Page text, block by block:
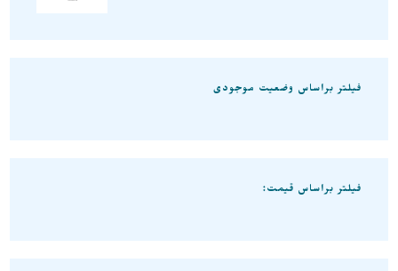
فیلتر براساس وضعیت موجودی
فیلتر براساس قیمت: